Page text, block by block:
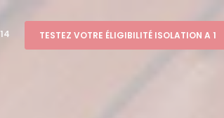
TESTEZ VOTRE ÉLIGIBILITÉ ISOLATION A 1